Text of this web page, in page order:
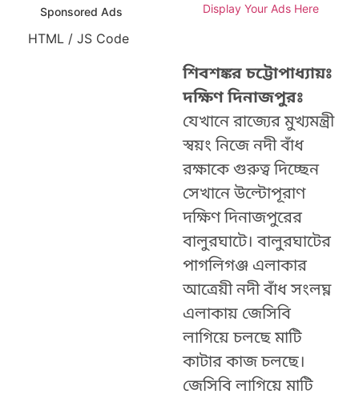
Sponsored Ads Display Your Ads Here
HTML / JS Code
শিবশঙ্কর চট্টোপাধ্যায়ঃ
দক্ষিণ দিনাজপুরঃ
যেখানে রাজ্যের মুখ্যমন্ত্রী
স্বয়ং নিজে নদী বাঁধ
রক্ষাকে গুরুত্ব দিচ্ছেন
সেখানে উল্টোপূরাণ
দক্ষিণ দিনাজপুরের
বালুরঘাটে। বালুরঘাটের
পাগলিগঞ্জ এলাকার
আত্রেয়ী নদী বাঁধ সংলঘ্ন
এলাকায় জেসিবি
লাগিয়ে চলছে মাটি
কাটার কাজ চলছে।
জেসিবি লাগিয়ে মাটি